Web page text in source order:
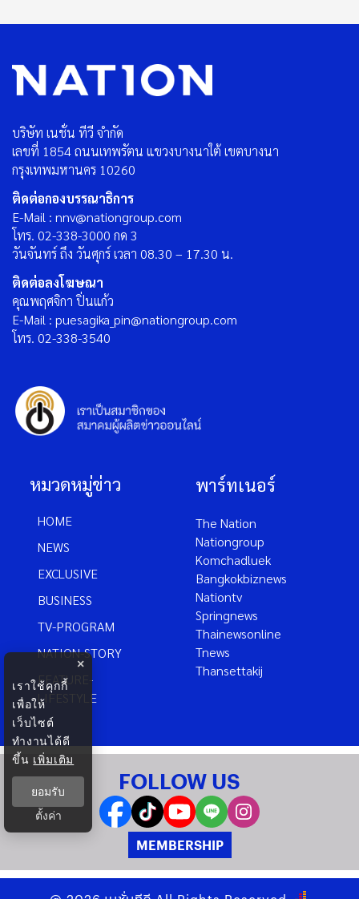
บริษัท เนชั่น ทีวี จำกัด
เลขที่ 1854 ถนนเทพรัตน แขวงบางนาใต้ เขตบางนา
กรุงเทพมหานคร 10260
ติดต่อกองบรรณาธิการ
E-Mail : nnv@nationgroup.com
โทร. 02-338-3000 กด 3
วันจันทร์ ถึง วันศุกร์ เวลา 08.30 – 17.30 น.
ติดต่อลงโฆษณา
คุณพฤศจิกา ปิ่นแก้ว
E-Mail : puesagika_pin@nationgroup.com
โทร. 02-338-3540
หมวดหมู่ข่าว
HOME
NEWS
EXCLUSIVE
BUSINESS
TV-PROGRAM
NATION-STORY
FEATURE-
LIFESTYLE
พาร์ทเนอร์
The Nation
Nationgroup
Komchadluek
Bangkokbiznews
Nationtv
Springnews
Thainewsonline
Tnews
Thansettakij
FOLLOW US
MEMBERSHIP
×
เราใช้คุกกี้
เพื่อให้
เว็บไซต์
ทำงานได้ดี
ขึ้น เพิ่มเติม
ยอมรับ
ตั้งค่า